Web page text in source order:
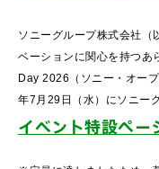
ソニーグループ株式会社（
ベーションに関心を持つ
Day 2026（ソニー・オー
年7月29日（水）にソニー
イベント特設ペー